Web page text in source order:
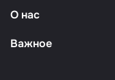
О нас
Важное